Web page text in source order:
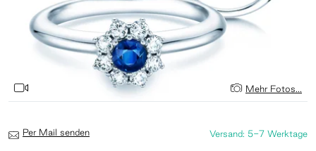
Mehr Fotos...
Versand: 5-7 Werktage
Per Mail senden